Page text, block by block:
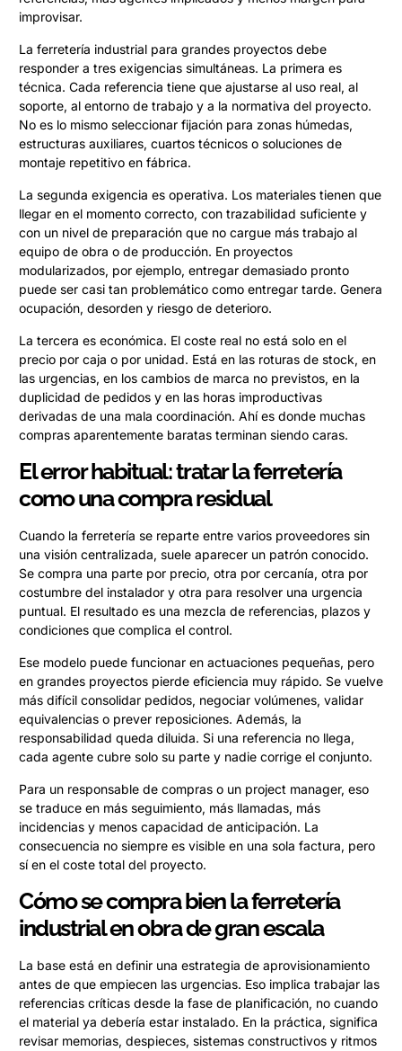
improvisar.
La ferretería industrial para grandes proyectos debe
responder a tres exigencias simultáneas. La primera es
técnica. Cada referencia tiene que ajustarse al uso real, al
soporte, al entorno de trabajo y a la normativa del proyecto.
No es lo mismo seleccionar fijación para zonas húmedas,
estructuras auxiliares, cuartos técnicos o soluciones de
montaje repetitivo en fábrica.
La segunda exigencia es operativa. Los materiales tienen que
llegar en el momento correcto, con trazabilidad suficiente y
con un nivel de preparación que no cargue más trabajo al
equipo de obra o de producción. En proyectos
modularizados, por ejemplo, entregar demasiado pronto
puede ser casi tan problemático como entregar tarde. Genera
ocupación, desorden y riesgo de deterioro.
La tercera es económica. El coste real no está solo en el
precio por caja o por unidad. Está en las roturas de stock, en
las urgencias, en los cambios de marca no previstos, en la
duplicidad de pedidos y en las horas improductivas
derivadas de una mala coordinación. Ahí es donde muchas
compras aparentemente baratas terminan siendo caras.
El error habitual: tratar la ferretería
como una compra residual
Cuando la ferretería se reparte entre varios proveedores sin
una visión centralizada, suele aparecer un patrón conocido.
Se compra una parte por precio, otra por cercanía, otra por
costumbre del instalador y otra para resolver una urgencia
puntual. El resultado es una mezcla de referencias, plazos y
condiciones que complica el control.
Ese modelo puede funcionar en actuaciones pequeñas, pero
en grandes proyectos pierde eficiencia muy rápido. Se vuelve
más difícil consolidar pedidos, negociar volúmenes, validar
equivalencias o prever reposiciones. Además, la
responsabilidad queda diluida. Si una referencia no llega,
cada agente cubre solo su parte y nadie corrige el conjunto.
Para un responsable de compras o un project manager, eso
se traduce en más seguimiento, más llamadas, más
incidencias y menos capacidad de anticipación. La
consecuencia no siempre es visible en una sola factura, pero
sí en el coste total del proyecto.
Cómo se compra bien la ferretería
industrial en obra de gran escala
La base está en definir una estrategia de aprovisionamiento
antes de que empiecen las urgencias. Eso implica trabajar las
referencias críticas desde la fase de planificación, no cuando
el material ya debería estar instalado. En la práctica, significa
revisar memorias, despieces, sistemas constructivos y ritmos